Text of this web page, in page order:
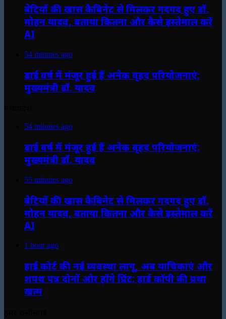
बेटियों की खास कैबिनेट से मिलकर गदगद हुए डॉ.
मोहन यादव, बताया कितना और कैसे इस्तेमाल करें
AI
54 minutes ago
ढाई वर्ष में मंजूर हुई हैं अनेक वृहद परियोजनाएं:
मुख्यमंत्री डॉ. यादव
54 minutes ago
ढाई वर्ष में मंजूर हुई हैं अनेक वृहद परियोजनाएं:
मुख्यमंत्री डॉ. यादव
55 minutes ago
बेटियों की खास कैबिनेट से मिलकर गदगद हुए डॉ.
मोहन यादव, बताया कितना और कैसे इस्तेमाल करें
AI
1 hour ago
हाई कोर्ट की नई व्यवस्था लागू, अब याचिकाएं और
शपथ पत्र दोनों ओर होंगे प्रिंट; हार्ड कॉपी की प्रथा
खत्म